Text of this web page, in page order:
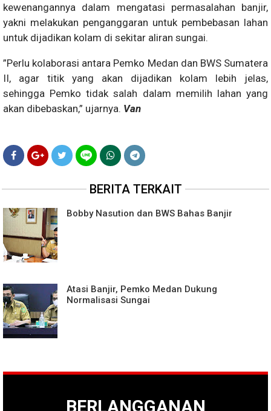
kewenangannya dalam mengatasi permasalahan banjir,
yakni melakukan penganggaran untuk pembebasan lahan
untuk dijadikan kolam di sekitar aliran sungai.
”Perlu kolaborasi antara Pemko Medan dan BWS Sumatera
II, agar titik yang akan dijadikan kolam lebih jelas,
sehingga Pemko tidak salah dalam memilih lahan yang
akan dibebaskan,” ujarnya. Van
BERITA TERKAIT
Bobby Nasution dan BWS Bahas Banjir
Atasi Banjir, Pemko Medan Dukung
Normalisasi Sungai
BERLANGGANAN